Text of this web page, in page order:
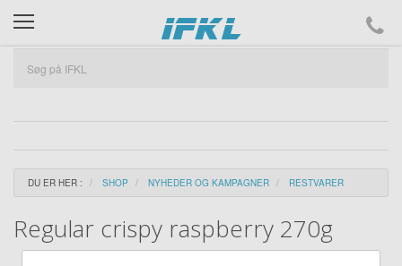
ifkl
DU ER HER : SHOP NYHEDER OG KAMPAGNER RESTVARER
Regular crispy raspberry 270g